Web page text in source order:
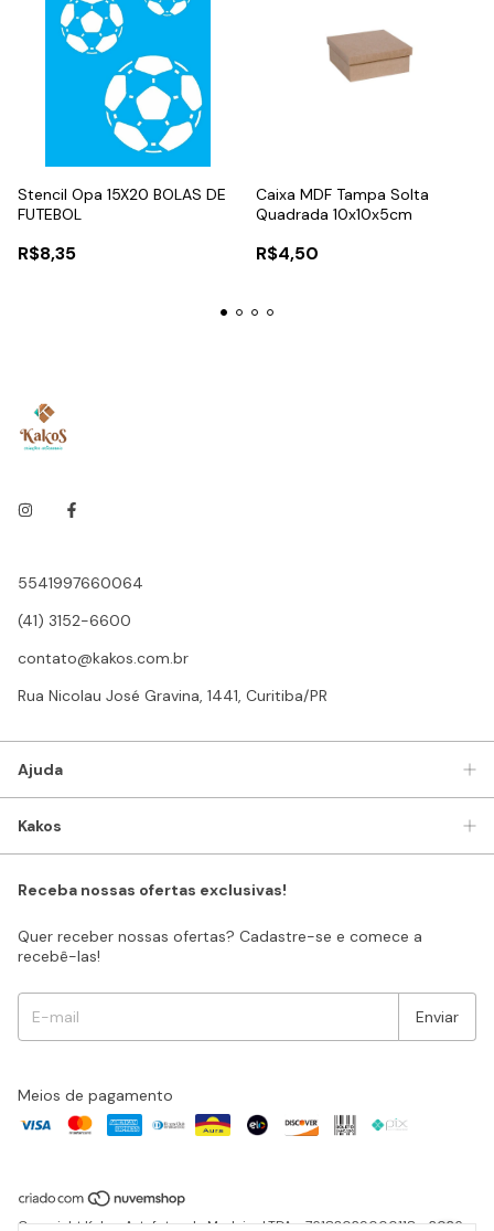
Stencil Opa 15X20 BOLAS DE
FUTEBOL
R$8,35
Caixa MDF Tampa Solta
Quadrada 10x10x5cm
R$4,50
5541997660064
(41) 3152-6600
contato@kakos.com.br
Rua Nicolau José Gravina, 1441, Curitiba/PR
Ajuda
Kakos
Receba nossas ofertas exclusivas!
Quer receber nossas ofertas? Cadastre-se e comece a
recebê-las!
Meios de pagamento
Copyright Kakos Artefatos de Madeira LTDA - 76183029000118 - 2026.